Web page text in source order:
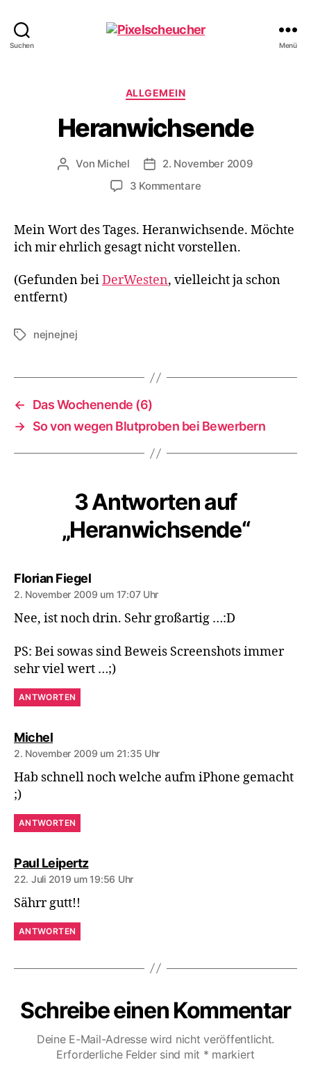
Suchen Menü
Kategorien
ALLGEMEIN
Heranwichsende
Beitragsautor
Von Michel Veröffentlichungsdatum
2. November 2009
3 Kommentarezu
Mein Wort des Tages. Heranwichsende. Möchte
ich mir ehrlich gesagt nicht vorstellen.
(Gefunden beiDerWesten, vielleicht ja schon
entfernt)
Schlagwörter
nejnejnej
←
Das Wochenende (6)
→ So von wegen Blutproben bei Bewerbern
3 Antworten auf
„Heranwichsende“
Florian Fiegelsagt:
2. November 2009 um 17:07 Uhr
Nee, ist noch drin. Sehr großartig …:D
PS: Bei sowas sind Beweis Screenshots immer
sehr viel wert …;)
ANTWORTEN
Michelsagt:
2. November 2009 um 21:35 Uhr
Hab schnell noch welche aufm iPhone gemacht
;)
ANTWORTEN
Paul Leipertzsagt:
22. Juli 2019 um 19:56 Uhr
Sährr gutt!!
ANTWORTEN
Schreibe einen Kommentar
Deine E-Mail-Adresse wird nicht veröffentlicht.
Erforderliche Felder sind mit * markiert